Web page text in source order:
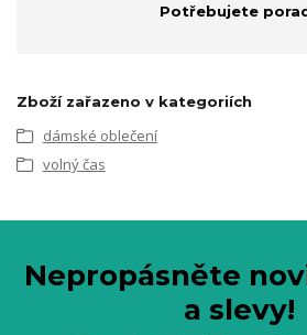
Potřebujete
Zboží zařazeno v kategoriích
dámské oblečení
volný čas
Nepropásněte
a slevy!